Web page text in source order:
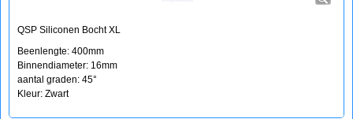
QSP Siliconen Bocht XL
Beenlengte: 400mm
Binnendiameter: 16mm
aantal graden: 45°
Kleur: Zwart